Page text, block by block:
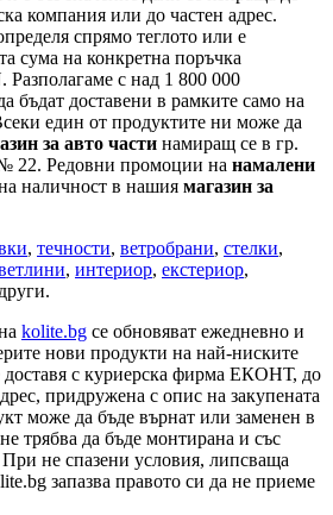
компания или до частен адрес.
спрямо теглото или е
сума на конкретна поръчка
с над 1 800 000
бъдат доставени в рамките само на
един от продуктите ни може да
за авто части намиращ се в гр.
22. Редовни промоции на намалени
наличност в нашия магазин за
, течности, ветробрани, стелки,
, интериор, екстериор,
kolite.bg се обновяват ежедневно и
нови продукти на най-ниските
доставя с куриерска фирма ЕКОНТ, до
придружена с опис на закупената
може да бъде върнат или заменен в
трябва да бъде монтирана и със
При не спазени условия, липсваща
запазва правото си да не приеме